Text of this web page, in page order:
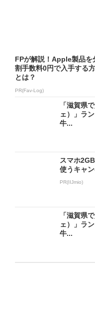
FPが解説！Apple製品を
割手数料0円で入手する
とは？
PR(Fav-Log)
「滋賀県
ェ）」ラ
牛...
スマホ
使うキャ
PR(IIJmio)
「滋賀県
ェ）」ラ
牛...